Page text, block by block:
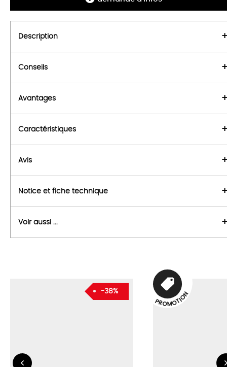
Description
Conseils
Avantages
Caractéristiques
Avis
Notice et fiche technique
Voir aussi ...
-38%
PROMOTI
O
N